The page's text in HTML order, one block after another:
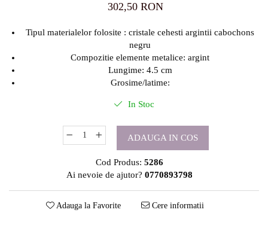
302,50 RON
Tipul materialelor folosite : cristale cehesti argintii cabochons
negru
Compozitie elemente metalice: argint
Lungime: 4.5 cm
Grosime/latime:
In Stoc
ADAUGA IN COS
Cod Produs: 5286
Ai nevoie de ajutor? 0770893798
Adauga la Favorite Cere informatii